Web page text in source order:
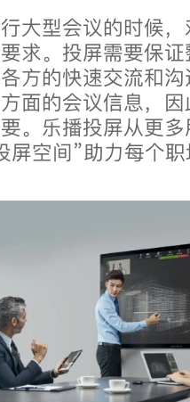
大型会议的时候
求。投屏需要保
方的快速交流和
面的会议信息，
。乐播投屏从更
屏空间”助力每个